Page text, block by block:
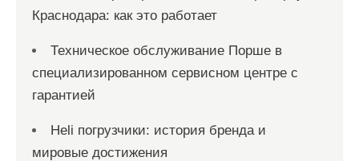
Краснодара: как это работает
Техническое обслуживание Порше в
специализированном сервисном центре с
гарантией
Heli погрузчики: история бренда и
мировые достижения